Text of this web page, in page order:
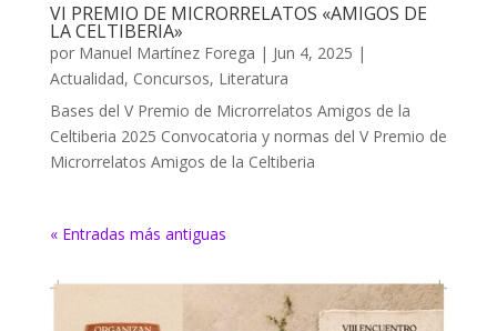
VI PREMIO DE MICRORRELATOS «AMIGOS DE
LA CELTIBERIA»
por Manuel Martínez Forega | Jun 4, 2025 |
Actualidad, Concursos, Literatura
Bases del V Premio de Microrrelatos Amigos de la
Celtiberia 2025 Convocatoria y normas del V Premio de
Microrrelatos Amigos de la Celtiberia
« Entradas más antiguas